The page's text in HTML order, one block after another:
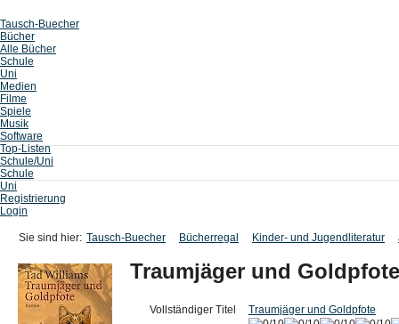
Tausch-Buecher
Bücher
Alle Bücher
Schule
Uni
Medien
Filme
Spiele
Musik
Software
Top-Listen
Schule/Uni
Schule
Uni
Registrierung
Login
Sie sind hier: Tausch-Buecher Bücherregal Kinder- und Jugendliteratur
Traumjäger und Goldpfote
Vollständiger Titel
Traumjäger und Goldpfote